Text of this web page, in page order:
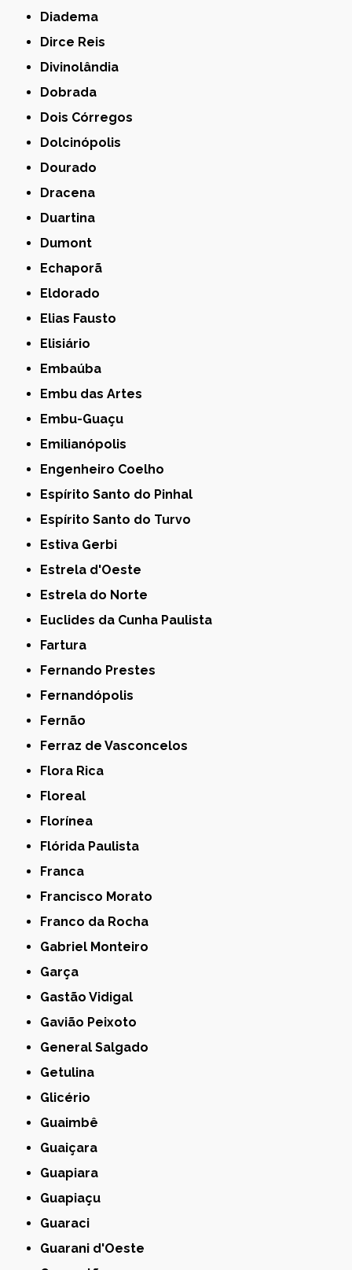
Diadema
Dirce Reis
Divinolândia
Dobrada
Dois Córregos
Dolcinópolis
Dourado
Dracena
Duartina
Dumont
Echaporã
Eldorado
Elias Fausto
Elisiário
Embaúba
Embu das Artes
Embu-Guaçu
Emilianópolis
Engenheiro Coelho
Espírito Santo do Pinhal
Espírito Santo do Turvo
Estiva Gerbi
Estrela d'Oeste
Estrela do Norte
Euclides da Cunha Paulista
Fartura
Fernando Prestes
Fernandópolis
Fernão
Ferraz de Vasconcelos
Flora Rica
Floreal
Florínea
Flórida Paulista
Franca
Francisco Morato
Franco da Rocha
Gabriel Monteiro
Garça
Gastão Vidigal
Gavião Peixoto
General Salgado
Getulina
Glicério
Guaimbê
Guaiçara
Guapiara
Guapiaçu
Guaraci
Guarani d'Oeste